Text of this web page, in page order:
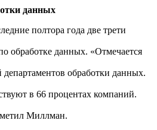
данных
полтора года две трети
обработке данных. «Отмечается
департаментов обработки данных.
в 66 процентах компаний.
Миллман.